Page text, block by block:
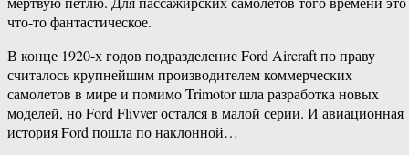
что-то фантастическое.
В конце 1920-х годов подразделение Ford Aircraft по праву
считалось крупнейшим производителем коммерческих
самолетов в мире и помимо Trimotor шла разработка новых
моделей, но Ford Flivver остался в малой серии. И авиационная
история Ford пошла по наклонной…